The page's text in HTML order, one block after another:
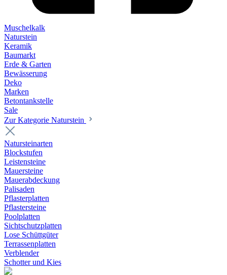
Muschelkalk
Naturstein
Keramik
Baumarkt
Erde & Garten
Bewässerung
Deko
Marken
Betontankstelle
Sale
Zur Kategorie Naturstein
Natursteinarten
Blockstufen
Leistensteine
Mauersteine
Mauerabdeckung
Palisaden
Pflasterplatten
Pflastersteine
Poolplatten
Sichtschutzplatten
Lose Schüttgüter
Terrassenplatten
Verblender
Schotter und Kies